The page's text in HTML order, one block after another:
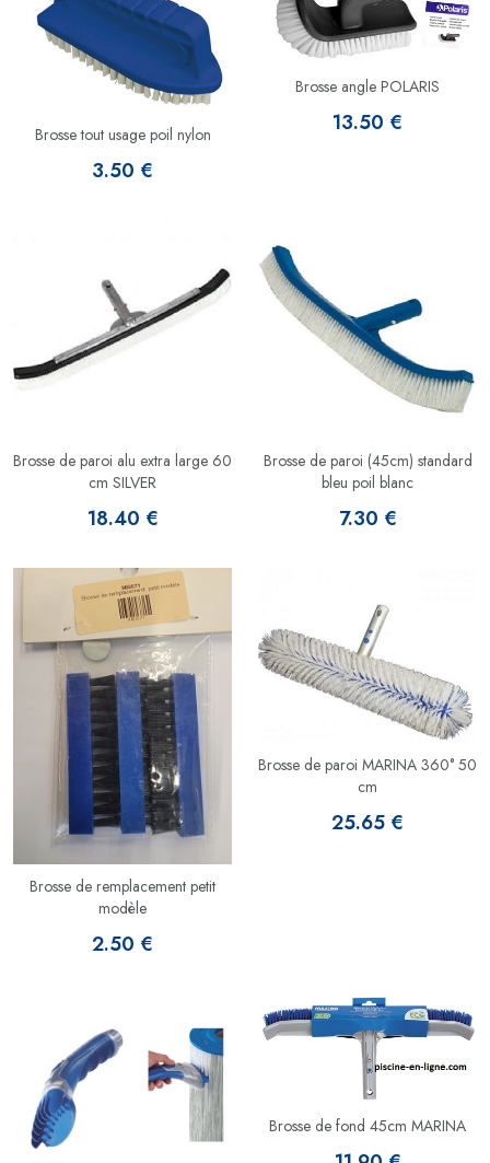
Brosse tout usage poil nylon
3.50 €
Brosse angle POLARIS
13.50 €
Brosse de paroi alu extra large 60
cm SILVER
18.40 €
Brosse de paroi (45cm) standard
bleu poil blanc
7.30 €
Brosse de remplacement petit
modèle
2.50 €
Brosse de paroi MARINA 360° 50
cm
25.65 €
Brosse de fond 45cm MARINA